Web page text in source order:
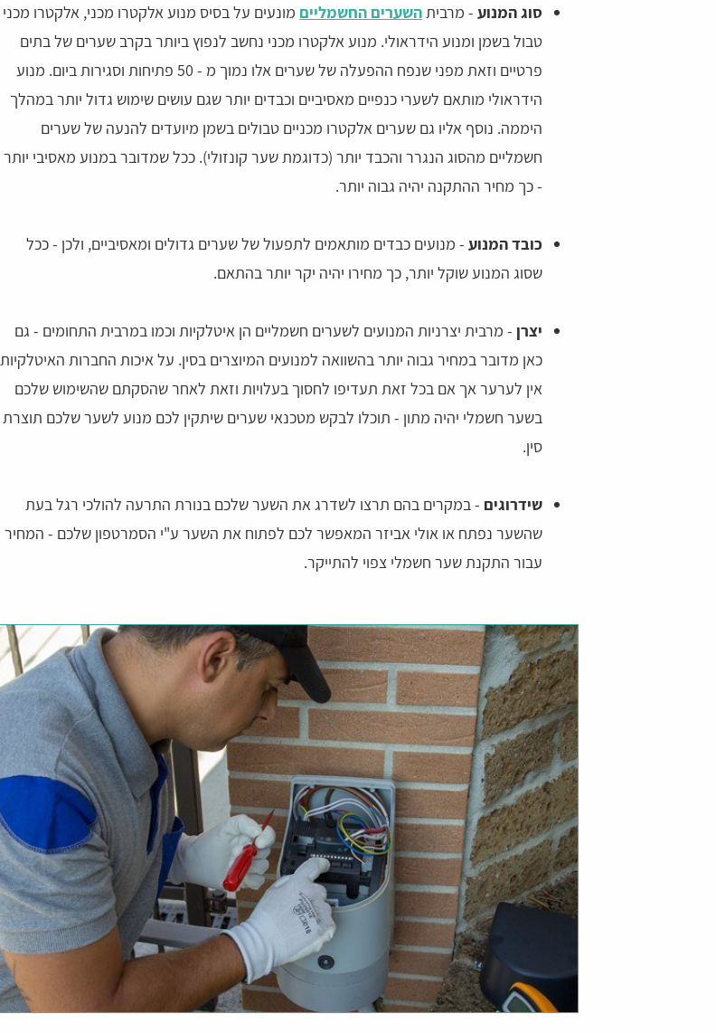
סוג המנוע - מרבית השערים החשמליים מונעים על בסיס מנוע אלקטרו מכני, אלקטרו מכני
טבול בשמן ומנוע הידראולי. מנוע אלקטרו מכני נחשב לנפוץ ביותר בקרב שערים של בתים
פרטיים וזאת מפני שנפח ההפעלה של שערים אלו נמוך מ - 50 פתיחות וסגירות ביום. מנוע
הידראולי מותאם לשערי כנפיים מאסיביים וכבדים יותר שגם עושים שימוש גדול יותר במהלך
היממה. נוסף אליו גם שערים אלקטרו מכניים טבולים בשמן מיועדים להנעה של שערים
חשמליים מהסוג הנגרר והכבד יותר (כדוגמת שער קונזולי). ככל שמדובר במנוע מאסיבי יותר
- כך מחיר ההתקנה יהיה גבוה יותר.
כובד המנוע - מנועים כבדים מותאמים לתפעול של שערים גדולים ומאסיביים, ולכן - ככל
שסוג המנוע שוקל יותר, כך מחירו יהיה יקר יותר בהתאם.
יצרן - מרבית יצרניות המנועים לשערים חשמליים הן איטלקיות וכמו במרבית התחומים - גם
כאן מדובר במחיר גבוה יותר בהשוואה למנועים המיוצרים בסין. על איכות החברות האיטלקיות
אין לערער אך אם בכל זאת תעדיפו לחסוך בעלויות וזאת לאחר שהסקתם שהשימוש שלכם
בשער חשמלי יהיה מתון - תוכלו לבקש מטכנאי שערים שיתקין לכם מנוע לשער שלכם תוצרת
סין.
שידרוגים - במקרים בהם תרצו לשדרג את השער שלכם בנורת התרעה להולכי רגל בעת
שהשער נפתח או אולי אביזר המאפשר לכם לפתוח את השער ע"י הסמרטפון שלכם - המחיר
עבור התקנת שער חשמלי צפוי להתייקר.